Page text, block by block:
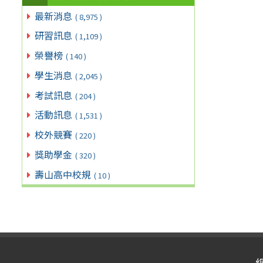
最新消息 ( 8,975 )
研習訊息 ( 1,109 )
榮譽榜 ( 140 )
學生消息 ( 2,045 )
考試訊息 ( 204 )
活動訊息 ( 1,531 )
校外競賽 ( 220 )
獎助學金 ( 320 )
壽山高中校規 ( 10 )